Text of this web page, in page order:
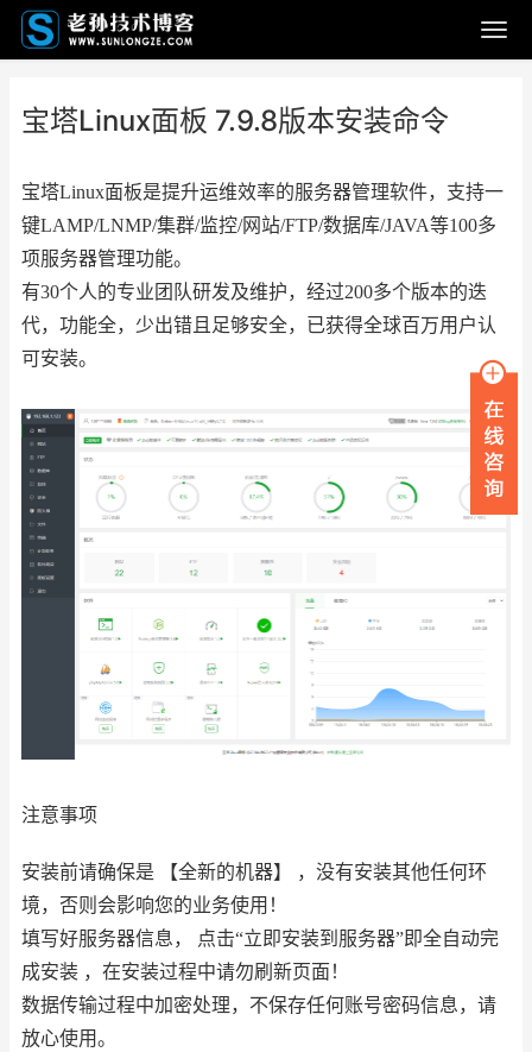
宝塔Linux面板 7.9.8版本安装命令
宝塔Linux面板是提升运维效率的服务器管理软件，支持一
键LAMP/LNMP/集群/监控/网站/FTP/数据库/JAVA等100多
项服务器管理功能。
有30个人的专业团队研发及维护，经过200多个版本的迭
代，功能全，少出错且足够安全，已获得全球百万用户认
可安装。
注意事项
安装前请确保是 【全新的机器】 ，没有安装其他任何环
境，否则会影响您的业务使用！
填写好服务器信息， 点击“立即安装到服务器”即全自动完
成安装 ，在安装过程中请勿刷新页面！
数据传输过程中加密处理，不保存任何账号密码信息，请
放心使用。